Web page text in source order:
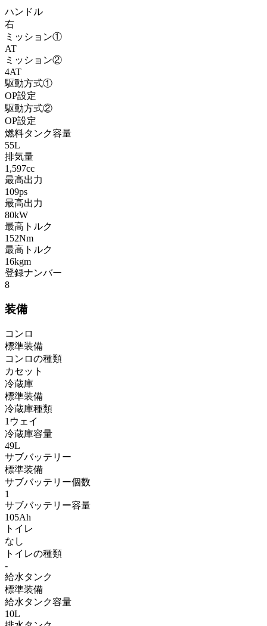
ハンドル
右
ミッション①
AT
ミッション②
4AT
駆動方式①
OP設定
駆動方式②
OP設定
燃料タンク容量
55L
排気量
1,597cc
最高出力
109ps
最高出力
80kW
最高トルク
152Nm
最高トルク
16kgm
登録ナンバー
8
装備
コンロ
標準装備
コンロの種類
カセット
冷蔵庫
標準装備
冷蔵庫種類
1ウェイ
冷蔵庫容量
49L
サブバッテリー
標準装備
サブバッテリー個数
1
サブバッテリー容量
105Ah
トイレ
なし
トイレの種類
-
給水タンク
標準装備
給水タンク容量
10L